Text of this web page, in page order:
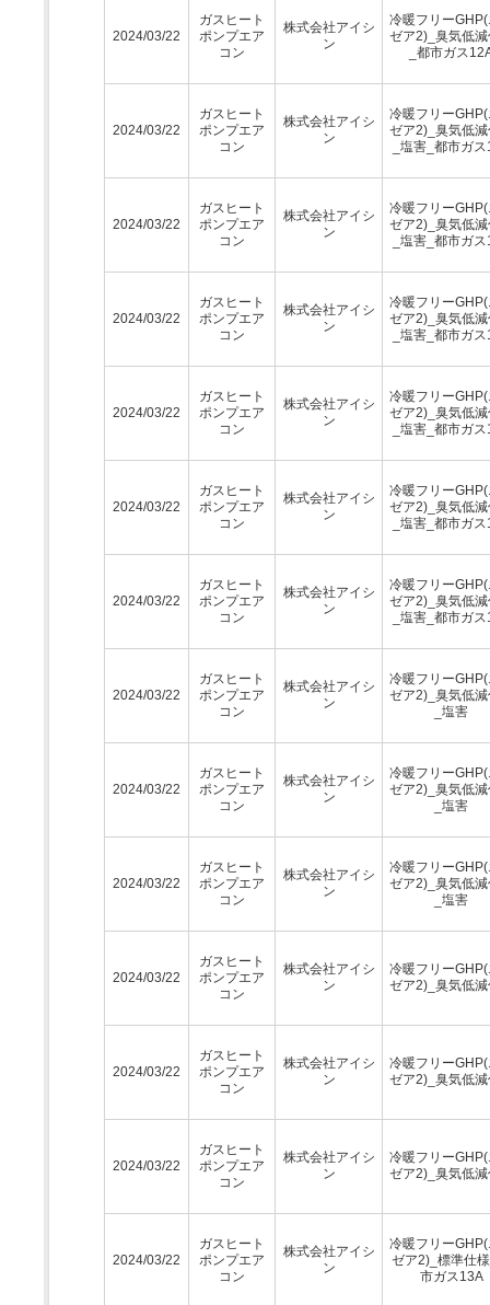
2024/03/22
ガスヒート
ポンプエア
コン
株式会社アイシ
ン
冷暖フリー
ゼア2)_臭気低減
_都市ガス
2024/03/22
ガスヒート
ポンプエア
コン
株式会社アイシ
ン
冷暖フリー
ゼア2)_臭気低減
_塩害_都市ガ
2024/03/22
ガスヒート
ポンプエア
コン
株式会社アイシ
ン
冷暖フリー
ゼア2)_臭気低減
_塩害_都市ガ
2024/03/22
ガスヒート
ポンプエア
コン
株式会社アイシ
ン
冷暖フリー
ゼア2)_臭気低減
_塩害_都市ガ
2024/03/22
ガスヒート
ポンプエア
コン
株式会社アイシ
ン
冷暖フリー
ゼア2)_臭気低減
_塩害_都市ガ
2024/03/22
ガスヒート
ポンプエア
コン
株式会社アイシ
ン
冷暖フリー
ゼア2)_臭気低減
_塩害_都市ガ
2024/03/22
ガスヒート
ポンプエア
コン
株式会社アイシ
ン
冷暖フリー
ゼア2)_臭気低減
_塩害_都市ガ
2024/03/22
ガスヒート
ポンプエア
コン
株式会社アイシ
ン
冷暖フリー
ゼア2)_臭気低減
_塩害
2024/03/22
ガスヒート
ポンプエア
コン
株式会社アイシ
ン
冷暖フリー
ゼア2)_臭気低減
_塩害
2024/03/22
ガスヒート
ポンプエア
コン
株式会社アイシ
ン
冷暖フリー
ゼア2)_臭気低減
_塩害
2024/03/22
ガスヒート
ポンプエア
コン
株式会社アイシ
ン
冷暖フリー
ゼア2)_臭気低減
2024/03/22
ガスヒート
ポンプエア
コン
株式会社アイシ
ン
冷暖フリー
ゼア2)_臭気低減
2024/03/22
ガスヒート
ポンプエア
コン
株式会社アイシ
ン
冷暖フリー
ゼア2)_臭気低減
2024/03/22
ガスヒート
ポンプエア
コン
株式会社アイシ
ン
冷暖フリー
ゼア2)_標準仕
市ガス13A